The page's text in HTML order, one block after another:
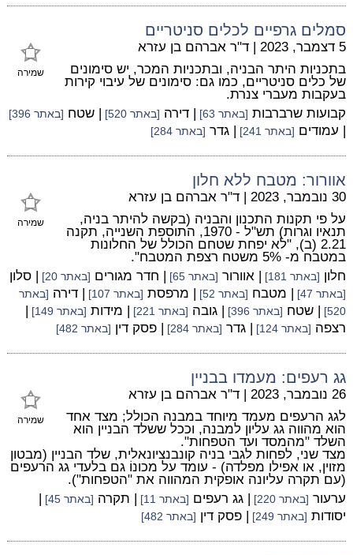
סמלים גרפיים לכלים סניטריים
שמירה
5 דצמבר, 2023 | ד"ר אברהם בן עזרא
בתכניות היתר הבניה, ובתכניות המכר, יש סימונים
של כלים סניטריים, כמו גם: סימונים של עיבוי קירות
בעקבות מעברי צנרת.
קבועות שרברבות [באתר 63] | דירה [באתר 520] | שטח [באתר 396]
| עמודים [באתר 241] | גדר [באתר 284]
אוורור: מטבח ללא חלון
שמירה
30 נובמבר, 2023 | ד"ר אברהם בן עזרא
על פי תקנות התכנון והבניה (בקשה להיתר בניה,
תנאיו וגרות) תש"ל - 1970, התוספת השנייה, תקנה
2.21 (ב), "לא יפחת שטחם הכולל של החלונות
במטבח מ- 5% משטח רצפת המטבח".
חלון [באתר 181] | אוורור [באתר 65] | חדר מגורים [באתר 20] | סלון
[באתר 47] | מטבח [באתר 52] | מרפסת [באתר 107] | דירה [באתר
520]
| שטח [באתר 396] | גובה [באתר 221] | מידות [באתר 149]
|
רצפה [באתר 124] | גדר [באתר 284] | פסק דין [באתר 482]
גג רעפים: מעמדו בבניין
שמירה
26 נובמבר, 2023 | ד"ר אברהם בן עזרא
לגג הרעפים מעמד מיוחד במבנה הכולל; מצד אחד
הוא מהווה גג עליון למבנה, וככל ששלד הבניין הוא
השלד "מהמסד ועד הטפחות".
מצד שני, לפחות לגבי בניה קונבנציונאלית, שלד הבניין (מבטון
מזוין, או אפילו מפלדה) - עומד על מכונוֹ גם בלעדי גג הרעפים
(עם תקרה עליונה אופקית המהווה את "הטפחות").
ערעור [באתר 220] | גג רעפים [באתר 11] | תקרה [באתר 45]
|
יסודות [באתר 249] | פסק דין [באתר 482]